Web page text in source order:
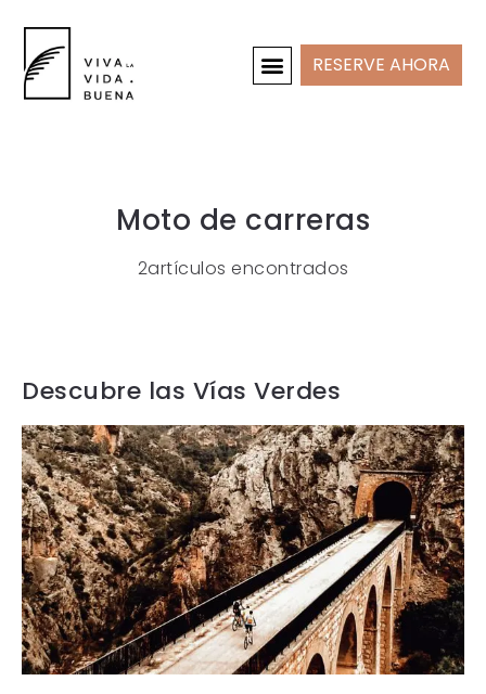
RESERVE AHORA
Moto de carreras
2artículos encontrados
Descubre las Vías Verdes